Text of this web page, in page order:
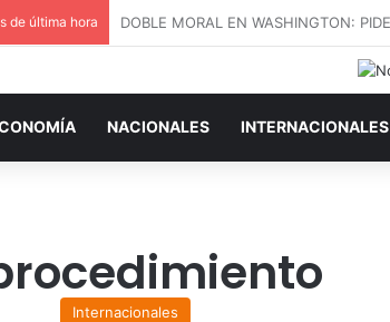
de última hora
NACIONALES INTERNACIONALES
Internacionales